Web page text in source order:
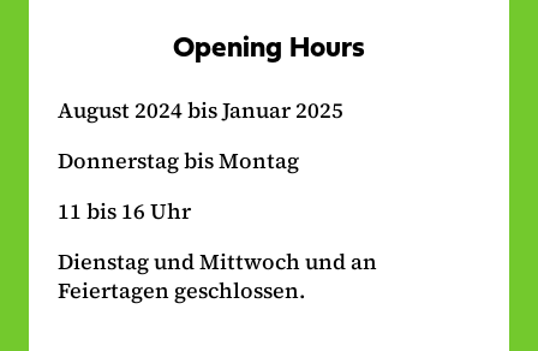
g
a
-
n
k
b
o
k
L
k
Opening Hours
August 2024 bis Januar 2025
Donnerstag bis Montag
11 bis 16 Uhr
Dienstag und Mittwoch und an
Feiertagen geschlossen.